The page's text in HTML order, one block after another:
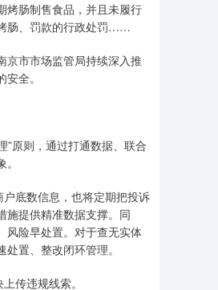
烤肠制售食品，并且未履行
肠、罚款的行政处罚……
市市场监管局持续深入推
全。
原则，通过打通数据、联合
底数信息，也将定期把投诉
施提供精准数据支撑。同
风险早处置。对于查无实体
置、整改闭环管理。
传违规线索。